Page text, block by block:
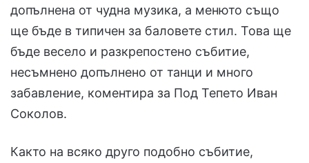
допълнена от чудна музика, а менюто също
ще бъде в типичен за баловете стил. Това ще
бъде весело и разкрепостено събитие,
несъмнено допълнено от танци и много
забавление, коментира за Под Тепето Иван
Соколов.
Както на всяко друго подобно събитие,